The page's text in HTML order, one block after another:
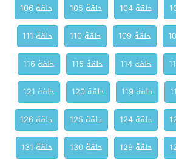
حلقة 104 حلقة 105
حلقة 106
حلقة 109 حلقة 110
حلقة 111
حلقة 114 حلقة 115
حلقة 116
حلقة 119 حلقة 120
حلقة 121
حلقة 124 حلقة 125
حلقة 126
حلقة 129 حلقة 130 حلقة 131